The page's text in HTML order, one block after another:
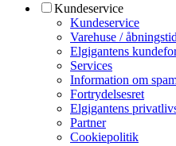
Kundeservice
Kundeservice
Varehuse /
Elgigantens
Services
Information om
Fortrydelsesret
Elgigantens
Partner
Cookiepolitik